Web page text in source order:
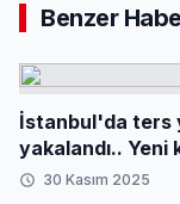
Benzer
İstanbul'da ters
yakalandı.. Yeni
30 Kasım 2025